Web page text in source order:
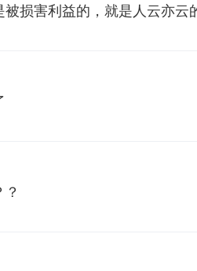
损害利益的，就是人云亦云